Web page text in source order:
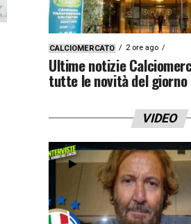
CALCIOMERCATO 2 ore ago
Ultime notizie
tutte le novità del giorno
VIDEO